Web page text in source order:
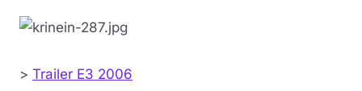
> Trailer E3 2006